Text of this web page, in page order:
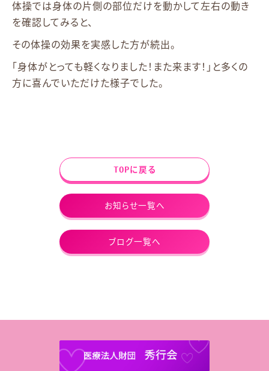
体操では身体の片側の部位だけを動かして左右の動き
を確認してみると、
その体操の効果を実感した方が続出。
「身体がとっても軽くなりました！また来ます！」と多くの
方に喜んでいただけた様子でした。
TOPに戻る
お知らせ一覧へ
ブログ一覧へ